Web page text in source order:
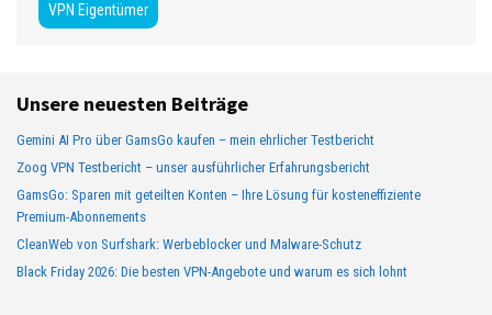
VPN Eigentümer
Unsere neuesten Beiträge
Gemini AI Pro über GamsGo kaufen – mein ehrlicher Testbericht
Zoog VPN Testbericht – unser ausführlicher Erfahrungsbericht
GamsGo: Sparen mit geteilten Konten – Ihre Lösung für kosteneffiziente
Premium-Abonnements
CleanWeb von Surfshark: Werbeblocker und Malware-Schutz
Black Friday 2026: Die besten VPN-Angebote und warum es sich lohnt